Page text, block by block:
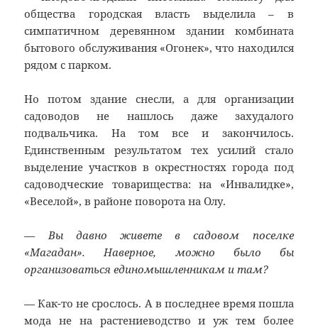
общества городская власть выделила – в
симпатичном деревянном здании комбината
бытового обслуживания «Огонек», что находился
рядом с парком.
Но потом здание снесли, а для организации
садоводов не нашлось даже захудалого
подвальчика. На том все и закончилось.
Единственным результатом тех усилий стало
выделение участков в окрестностях города под
садоводческие товарищества: на «Инвалидке»,
«Веселой», в районе поворота на Олу.
— Вы давно живете в садовом поселке
«Магадан». Наверное, можно было бы
организоваться единомышленникам и там?
— Как-то не срослось. А в последнее время пошла
мода не на растениеводство и уж тем более